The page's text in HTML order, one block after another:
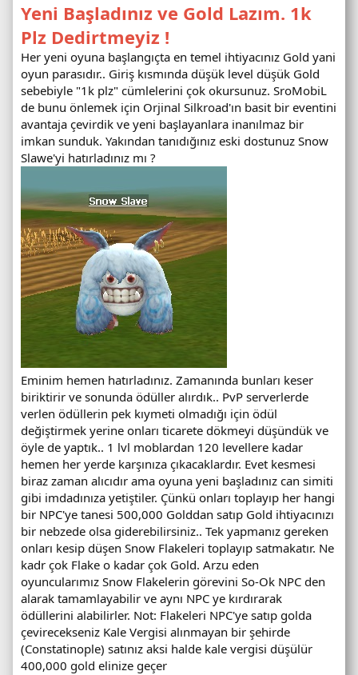
Yeni Başladınız ve Gold Lazım. 1k
Plz Dedirtmeyiz !
Her yeni oyuna başlangıçta en temel ihtiyacınız Gold yani
oyun parasıdır.. Giriş kısmında düşük level düşük Gold
sebebiyle "1k plz" cümlelerini çok okursunuz. SroMobiL
de bunu önlemek için Orjinal Silkroad'ın basit bir eventini
avantaja çevirdik ve yeni başlayanlara inanılmaz bir
imkan sunduk. Yakından tanıdığınız eski dostunuz Snow
Slawe'yi hatırladınız mı ?
Eminim hemen hatırladınız. Zamanında bunları keser
biriktirir ve sonunda ödüller alırdık.. PvP serverlerde
verlen ödüllerin pek kıymeti olmadığı için ödül
değiştirmek yerine onları ticarete dökmeyi düşündük ve
öyle de yaptık.. 1 lvl moblardan 120 levellere kadar
hemen her yerde karşınıza çıkacaklardır. Evet kesmesi
biraz zaman alıcıdır ama oyuna yeni başladınız can simiti
gibi imdadınıza yetiştiler. Çünkü onları toplayıp her hangi
bir NPC'ye tanesi 500,000 Golddan satıp Gold ihtiyacınızı
bir nebzede olsa giderebilirsiniz.. Tek yapmanız gereken
onları kesip düşen Snow Flakeleri toplayıp satmakatır. Ne
kadr çok Flake o kadar çok Gold. Arzu eden
oyuncularımız Snow Flakelerin görevini So-Ok NPC den
alarak tamamlayabilir ve aynı NPC ye kırdırarak
ödüllerini alabilirler. Not: Flakeleri NPC'ye satıp golda
çevirecekseniz Kale Vergisi alınmayan bir şehirde
(Constatinople) satınız aksi halde kale vergisi düşülür
400,000 gold elinize geçer